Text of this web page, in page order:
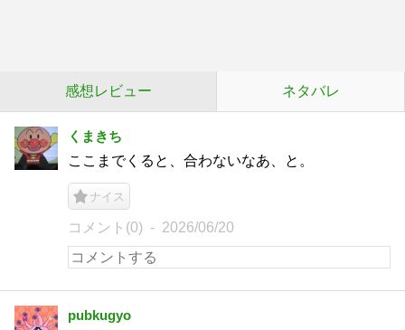
感想レビュー ネタバレ
くまきち
ここまでくると、合わないなあ、と。
ナイス
コメント(0) 2026/06/20
pubkugyo